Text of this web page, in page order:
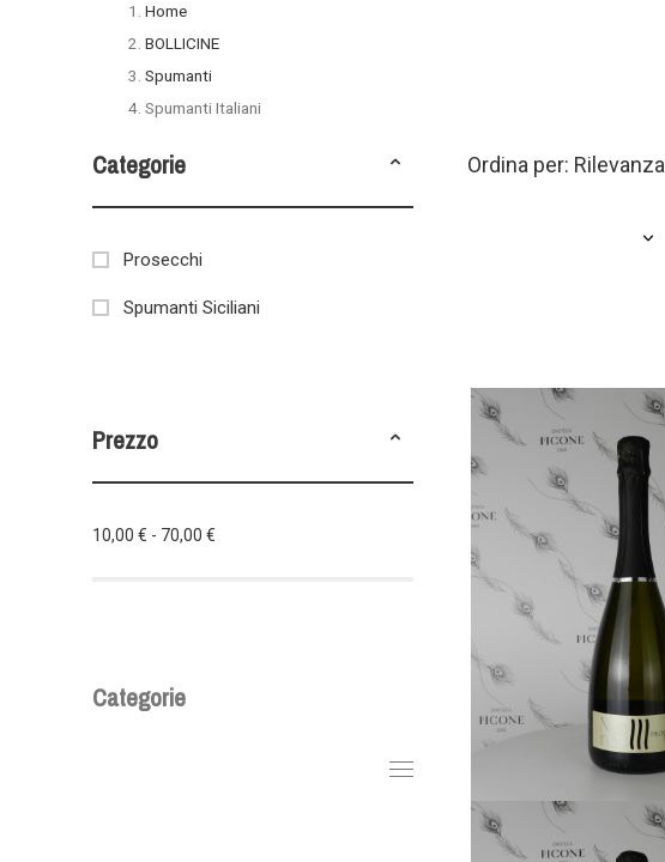
Home
BOLLICINE
Spumanti
Spumanti Italiani
Categorie
Prosecchi
Spumanti Siciliani
Prezzo
10,00 € - 70,00 €
Categorie
Ordina per: Rilevanza